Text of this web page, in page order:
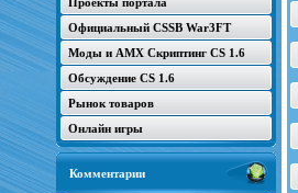
Официальный CSSB War3FT
Моды и AMX Скриптинг CS 1.6
Обсуждение CS 1.6
Рынок товаров
Онлайн игры
Комментарии